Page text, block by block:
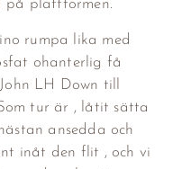
på plattformen.
rumpa lika med
ohanterlig få
LH Down till
tur är , låtit sätta
ansedda och
inåt den flit , och vi